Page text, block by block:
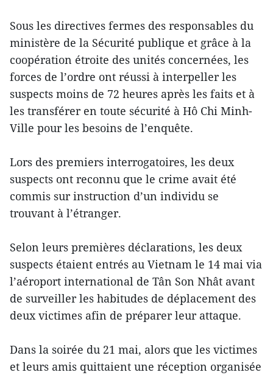
Sous les directives fermes des responsables du
ministère de la Sécurité publique et grâce à la
coopération étroite des unités concernées, les
forces de l’ordre ont réussi à interpeller les
suspects moins de 72 heures après les faits et à
les transférer en toute sécurité à Hô Chi Minh-
Ville pour les besoins de l’enquête.
Lors des premiers interrogatoires, les deux
suspects ont reconnu que le crime avait été
commis sur instruction d’un individu se
trouvant à l’étranger.
Selon leurs premières déclarations, les deux
suspects étaient entrés au Vietnam le 14 mai via
l’aéroport international de Tân Son Nhât avant
de surveiller les habitudes de déplacement des
deux victimes afin de préparer leur attaque.
Dans la soirée du 21 mai, alors que les victimes
et leurs amis quittaient une réception organisée